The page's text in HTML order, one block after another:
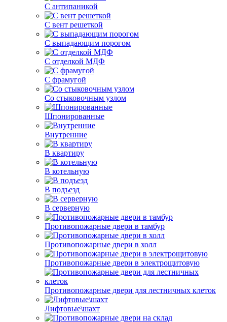
С антипаникой
С вент решеткой
С выпадающим порогом
С отделкой МДФ
С фрамугой
Со стыковочным узлом
Шпонированные
Внутренние
В квартиру
В котельную
В подъезд
В серверную
Противопожарные двери в тамбур
Противопожарные двери в холл
Противопожарные двери в электрощитовую
Противопожарные двери для лестничных клеток
Лифтовые\шахт